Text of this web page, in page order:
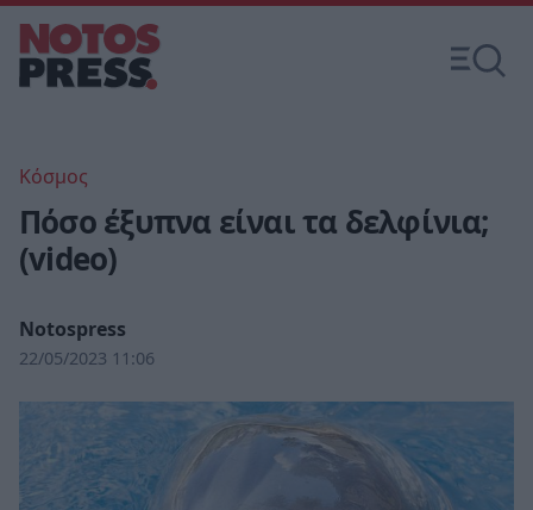
Κόσμος
Πόσο έξυπνα είναι τα δελφίνια;
(video)
Notospress
22/05/2023 11:06